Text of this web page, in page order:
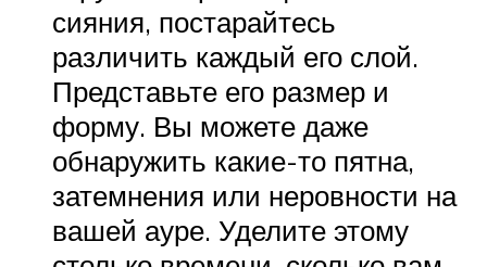
сияния, постарайтесь
различить каждый его слой.
Представьте его размер и
форму. Вы можете даже
обнаружить какие-то пятна,
затемнения или неровности на
вашей ауре. Уделите этому